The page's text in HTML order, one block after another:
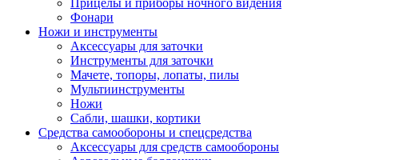
Прицелы и приборы ночного видения
Фонари
Ножи и инструменты
Аксессуары для заточки
Инструменты для заточки
Мачете, топоры, лопаты, пилы
Мультиинструменты
Ножи
Сабли, шашки, кортики
Средства самообороны и спецсредства
Аксессуары для средств самообороны